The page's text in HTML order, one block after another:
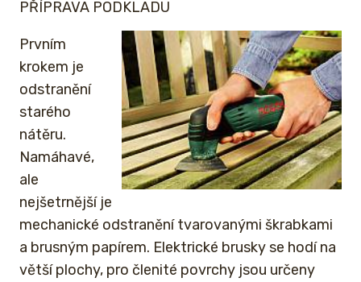
PŘÍPRAVA PODKLADU
Prvním
krokem je
odstranění
starého
nátěru.
Namáhavé,
ale
nejšetrnější je
mechanické odstranění tvarovanými škrabkami
a brusným papírem. Elektrické brusky se hodí na
větší plochy, pro členité povrchy jsou určeny